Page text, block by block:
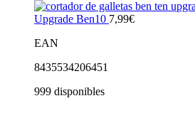
Upgrade Ben10 7,99€
EAN
8435534206451
999 disponibles